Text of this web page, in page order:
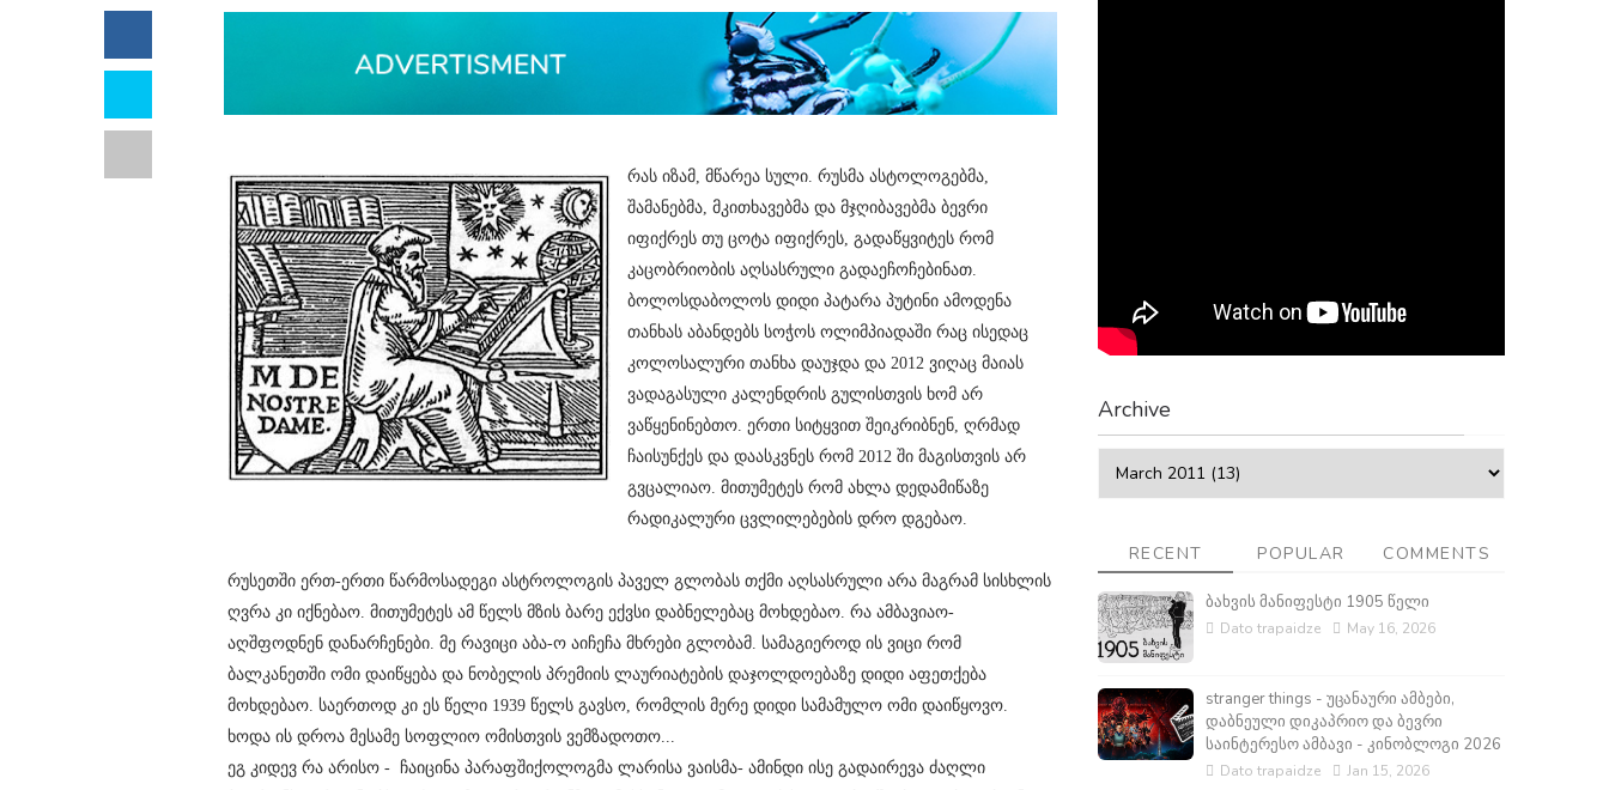
რას იზამ, მწარეა სული. რუსმა ასტოლოგებმა,
შამანებმა, მკითხავებმა და მჯღიბავებმა ბევრი
იფიქრეს თუ ცოტა იფიქრეს, გადაწყვიტეს რომ
კაცობრიობის აღსასრული გადაეჩოჩებინათ.
ბოლოსდაბოლოს დიდი პატარა პუტინი ამოდენა
თანხას აბანდებს სოჭოს ოლიმპიადაში რაც ისედაც
კოლოსალური თანხა დაუჯდა და 2012 ვიღაც მაიას
ვადაგასული კალენდრის გულისთვის ხომ არ
ვაწყენინებთო. ერთი სიტყვით შეიკრიბნენ, ღრმად
ჩაისუნქეს და დაასკვნეს რომ 2012 ში მაგისთვის არ
გვცალიაო. მითუმეტეს რომ ახლა დედამიწაზე
რადიკალური ცვლილებების დრო დგებაო.
რუსეთში ერთ-ერთი წარმოსადეგი ასტროლოგის პაველ გლობას თქმი აღსასრული არა მაგრამ სისხლის
ღვრა კი იქნებაო. მითუმეტეს ამ წელს მზის ბარე ექვსი დაბნელებაც მოხდებაო. რა ამბავიაო-
აღშფოდნენ დანარჩენები. მე რავიცი აბა-ო აიჩეჩა მხრები გლობამ. სამაგიეროდ ის ვიცი რომ
ბალკანეთში ომი დაიწყება და ნობელის პრემიის ლაურიატების დაჯოლდოებაზე დიდი აფეთქება
მოხდებაო. საერთოდ კი ეს წელი 1939 წელს გავსო, რომლის მერე დიდი სამამულო ომი დაიწყოვო.
ხოდა ის დროა მესამე სოფლიო ომისთვის ვემზადოთო...
ეგ კიდევ რა არისო -
ჩაიცინა პარაფშიქოლოგმა ლარისა ვაისმა- ამინდი ისე გადაირევა ძაღლი
Archive
RECENT POPULAR COMMENTS
ბახვის მანიფესტი 1905 წელი
Dato trapaidze May 16, 2026
stranger things - უცანაური ამბები,
დაბნეული დიკაპრიო და ბევრი
საინტერესო ამბავი - კინობლოგი 2026
Dato trapaidze Jan 15, 2026